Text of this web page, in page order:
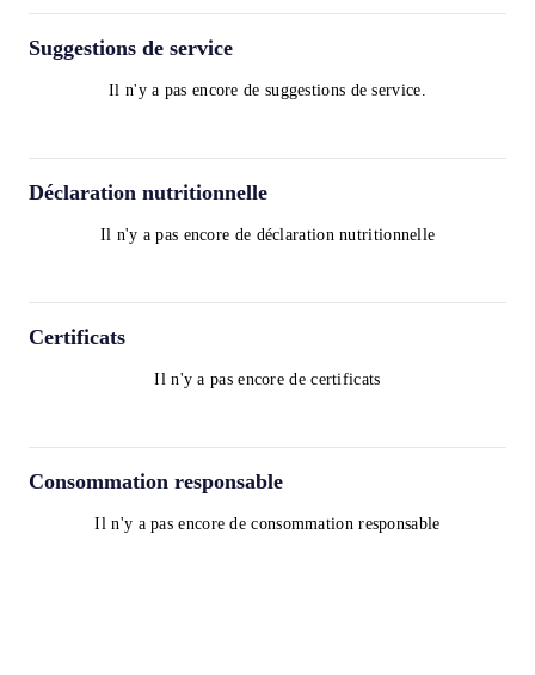
Suggestions de service
Il n'y a pas encore de suggestions de service.
Déclaration nutritionnelle
Il n'y a pas encore de déclaration nutritionnelle
Certificats
Il n'y a pas encore de certificats
Consommation responsable
Il n'y a pas encore de consommation responsable